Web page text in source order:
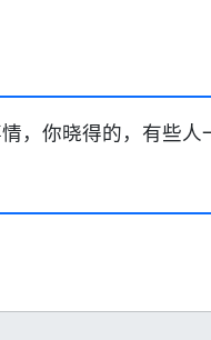
，你晓得的，有些